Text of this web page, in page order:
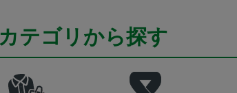
カテゴリから探す